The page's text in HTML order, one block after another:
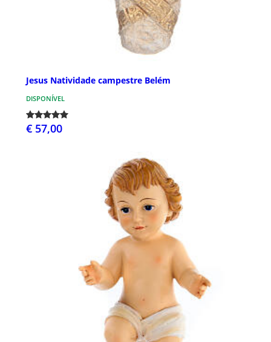
Jesus Natividade campestre Belém
DISPONÍVEL
€ 57,00